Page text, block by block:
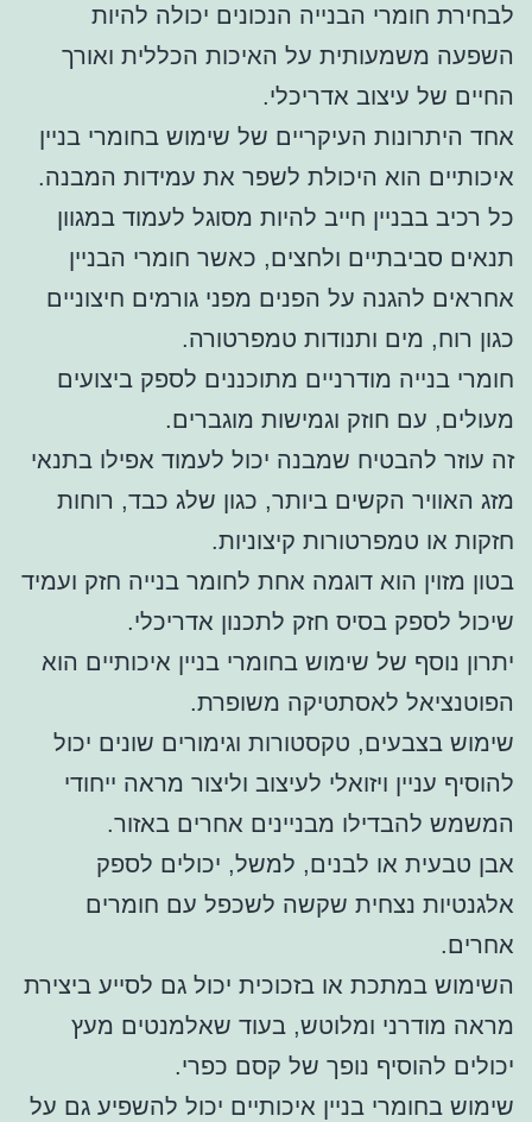
לבחירת חומרי הבנייה הנכונים יכולה להיות
השפעה משמעותית על האיכות הכללית ואורך
החיים של עיצוב אדריכלי.
אחד היתרונות העיקריים של שימוש בחומרי בניין
איכותיים הוא היכולת לשפר את עמידות המבנה.
כל רכיב בבניין חייב להיות מסוגל לעמוד במגוון
תנאים סביבתיים ולחצים, כאשר חומרי הבניין
אחראים להגנה על הפנים מפני גורמים חיצוניים
כגון רוח, מים ותנודות טמפרטורה.
חומרי בנייה מודרניים מתוכננים לספק ביצועים
מעולים, עם חוזק וגמישות מוגברים.
זה עוזר להבטיח שמבנה יכול לעמוד אפילו בתנאי
מזג האוויר הקשים ביותר, כגון שלג כבד, רוחות
חזקות או טמפרטורות קיצוניות.
בטון מזוין הוא דוגמה אחת לחומר בנייה חזק ועמיד
שיכול לספק בסיס חזק לתכנון אדריכלי.
יתרון נוסף של שימוש בחומרי בניין איכותיים הוא
הפוטנציאל לאסתטיקה משופרת.
שימוש בצבעים, טקסטורות וגימורים שונים יכול
להוסיף עניין ויזואלי לעיצוב וליצור מראה ייחודי
המשמש להבדילו מבניינים אחרים באזור.
אבן טבעית או לבנים, למשל, יכולים לספק
אלגנטיות נצחית שקשה לשכפל עם חומרים
אחרים.
השימוש במתכת או בזכוכית יכול גם לסייע ביצירת
מראה מודרני ומלוטש, בעוד שאלמנטים מעץ
יכולים להוסיף נופך של קסם כפרי.
שימוש בחומרי בניין איכותיים יכול להשפיע גם על